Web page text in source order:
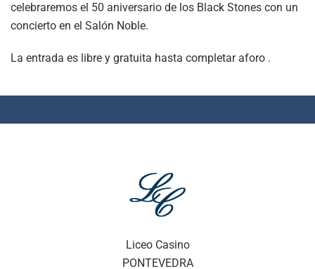
celebraremos el 50 aniversario de los Black Stones con un
concierto en el Salón Noble.
La entrada es libre y gratuita hasta completar aforo .
Liceo Casino
PONTEVEDRA